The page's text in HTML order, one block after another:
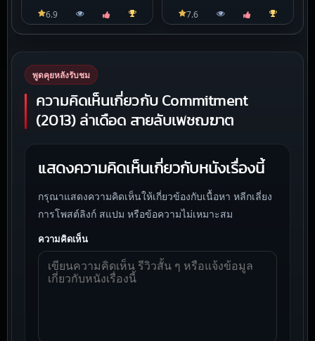
6.9 7.6
พูดคุยหลังรับชม
ความคิดเห็นเกี่ยวกับ Commitment
(2013) ล่าเดือด สายลับเพชฌฆาต
แสดงความคิดเห็นเกี่ยวกับหนังเรื่องนี้
กรุณาแสดงความคิดเห็นให้เกี่ยวข้องกับเนื้อหา หลีกเลี่ยง
การโพสต์ลิงก์ สแปม หรือข้อความไม่เหมาะสม
ความคิดเห็น